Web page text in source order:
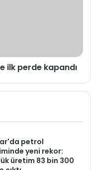
ilk perde kapandı
petrol
yeni rekor:
üretim 83 bin 300